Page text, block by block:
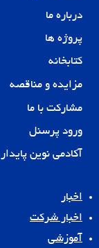
درباره ما
پروژه ها
کتابخانه
مزایده و مناقصه
مشارکت با ما
ورود پرسنل
آکادمی نوین پایدار
اخبار
اخبار شرکت
آموزشی